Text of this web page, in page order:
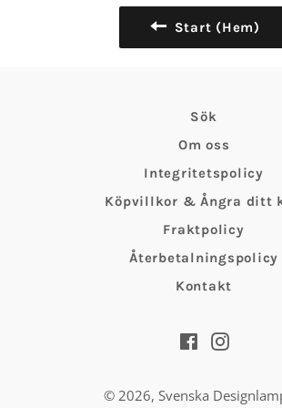
Start (Hem)
Sök
Om oss
Integritetspolicy
Köpvillkor & Ångra ditt
Fraktpolicy
Återbetalningspolicy
Kontakt
FacebookInstagram
© 2026, Svenska